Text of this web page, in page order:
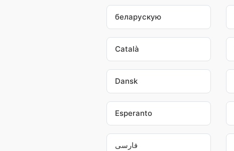
беларускую
Català
Dansk
Esperanto
فارسی